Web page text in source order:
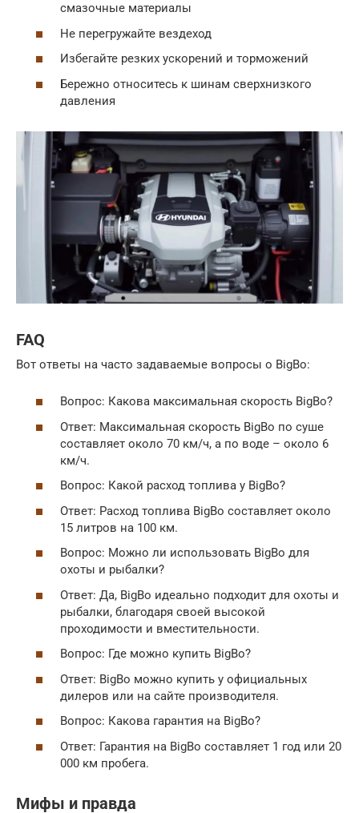
смазочные материалы
Не перегружайте вездеход
Избегайте резких ускорений и торможений
Бережно относитесь к шинам сверхнизкого
давления
FAQ
Вот ответы на часто задаваемые вопросы о BigBo:
Вопрос: Какова максимальная скорость BigBo?
Ответ: Максимальная скорость BigBo по суше
составляет около 70 км/ч, а по воде – около 6
км/ч.
Вопрос: Какой расход топлива у BigBo?
Ответ: Расход топлива BigBo составляет около
15 литров на 100 км.
Вопрос: Можно ли использовать BigBo для
охоты и рыбалки?
Ответ: Да, BigBo идеально подходит для охоты и
рыбалки, благодаря своей высокой
проходимости и вместительности.
Вопрос: Где можно купить BigBo?
Ответ: BigBo можно купить у официальных
дилеров или на сайте производителя.
Вопрос: Какова гарантия на BigBo?
Ответ: Гарантия на BigBo составляет 1 год или 20
000 км пробега.
Мифы и правда